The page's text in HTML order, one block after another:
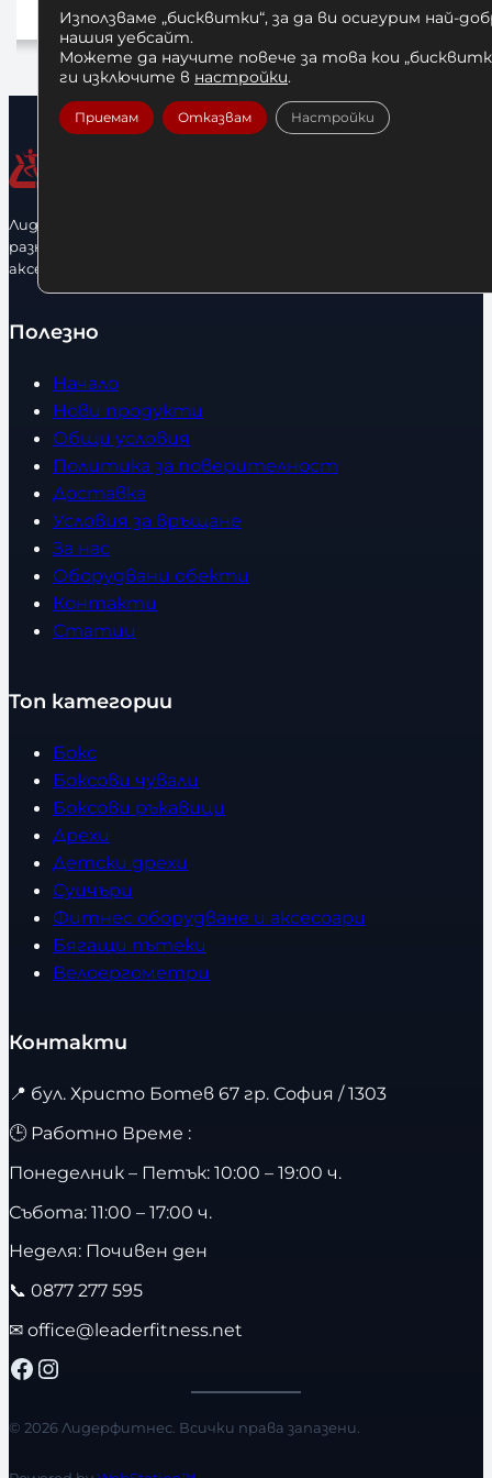
количката
Лидерфитнес е водещ вносител и представител на голямо
разнообразие от бойна екипировка, фитнес уреди и
аксесоари.
Полезно
Начало
Нови продукти
Общи условия
Политика за поверителност
Доставка
Условия за връщане
За нас
Оборудвани обекти
Контакти
Статии
Топ категории
Бокс
Боксови чували
Боксови ръкавици
Дрехи
Детски дрехи
Суичъри
Фитнес оборудване и аксесоари
Бягащи пътеки
Велоергометри
Контакти
📍 бул. Христо Ботев 67 гр. София / 1303
🕒 Работно Време :
Понеделник – Петък: 10:00 – 19:00 ч.
Събота: 11:00 – 17:00 ч.
Неделя: Почивен ден
📞 0877 277 595
✉ office@leaderfitness.net
Facebook Instagram
© 2026 Лидерфитнес. Всички права запазени.
Използваме „бисквитки“, за да ви осигурим най-
нашия уебсайт.
Можете да научите повече за това кои
ги изключите в настройки.
Приемам Отказвам Настройки